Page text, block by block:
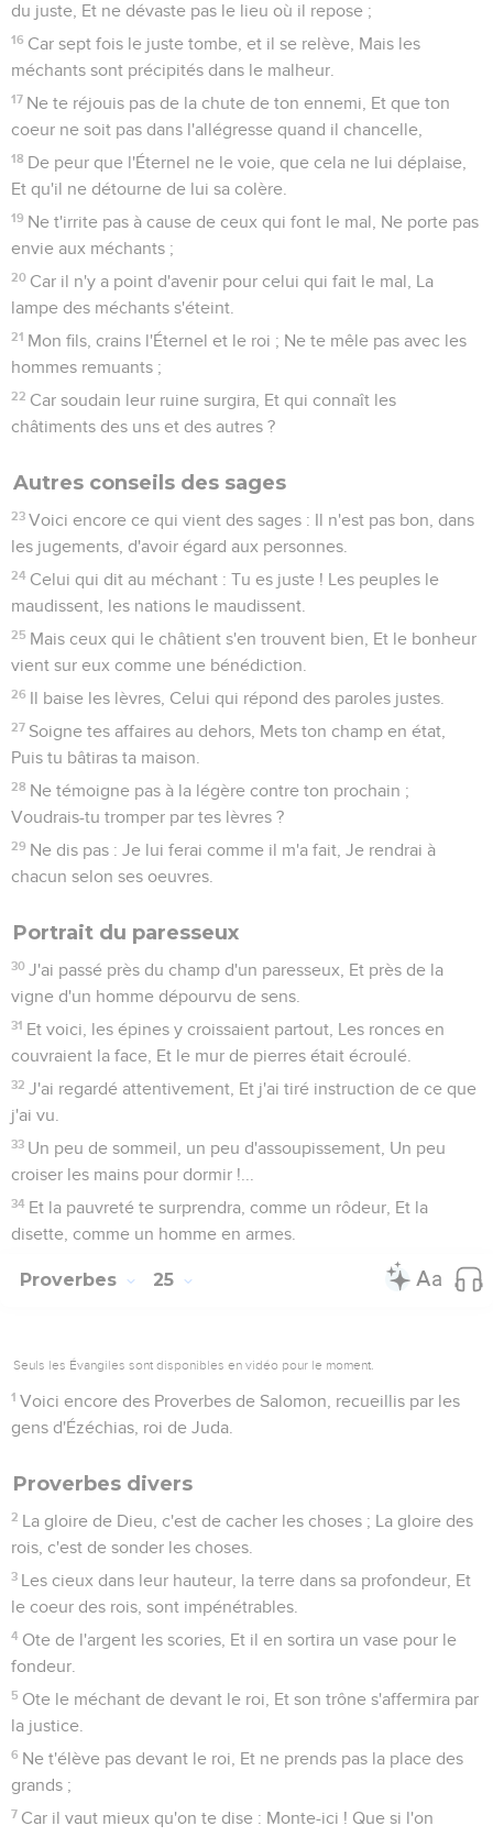
du juste, Et ne dévaste pas le lieu où il repose ;
16 Car sept fois le juste tombe, et il se relève, Mais les
méchants sont précipités dans le malheur.
17 Ne te réjouis pas de la chute de ton ennemi, Et que ton
coeur ne soit pas dans l'allégresse quand il chancelle,
18 De peur que l'Éternel ne le voie, que cela ne lui déplaise,
Et qu'il ne détourne de lui sa colère.
19 Ne t'irrite pas à cause de ceux qui font le mal, Ne porte pas
envie aux méchants ;
20 Car il n'y a point d'avenir pour celui qui fait le mal, La
lampe des méchants s'éteint.
21 Mon fils, crains l'Éternel et le roi ; Ne te mêle pas avec les
hommes remuants ;
22 Car soudain leur ruine surgira, Et qui connaît les
châtiments des uns et des autres ?
Autres conseils des sages
23 Voici encore ce qui vient des sages : Il n'est pas bon, dans
les jugements, d'avoir égard aux personnes.
24 Celui qui dit au méchant : Tu es juste ! Les peuples le
maudissent, les nations le maudissent.
25 Mais ceux qui le châtient s'en trouvent bien, Et le bonheur
vient sur eux comme une bénédiction.
26 Il baise les lèvres, Celui qui répond des paroles justes.
27 Soigne tes affaires au dehors, Mets ton champ en état,
Puis tu bâtiras ta maison.
28 Ne témoigne pas à la légère contre ton prochain ;
Voudrais-tu tromper par tes lèvres ?
29 Ne dis pas : Je lui ferai comme il m'a fait, Je rendrai à
chacun selon ses oeuvres.
Portrait du paresseux
30 J'ai passé près du champ d'un paresseux, Et près de la
vigne d'un homme dépourvu de sens.
31 Et voici, les épines y croissaient partout, Les ronces en
couvraient la face, Et le mur de pierres était écroulé.
32 J'ai regardé attentivement, Et j'ai tiré instruction de ce que
j'ai vu.
33 Un peu de sommeil, un peu d'assoupissement, Un peu
croiser les mains pour dormir !...
34 Et la pauvreté te surprendra, comme un rôdeur, Et la
disette, comme un homme en armes.
Proverbes 25
Seuls les Évangiles sont disponibles en vidéo pour le moment.
1 Voici encore des Proverbes de Salomon, recueillis par les
gens d'Ézéchias, roi de Juda.
Proverbes divers
2 La gloire de Dieu, c'est de cacher les choses ; La gloire des
rois, c'est de sonder les choses.
3 Les cieux dans leur hauteur, la terre dans sa profondeur, Et
le coeur des rois, sont impénétrables.
4 Ote de l'argent les scories, Et il en sortira un vase pour le
fondeur.
5 Ote le méchant de devant le roi, Et son trône s'affermira par
la justice.
6 Ne t'élève pas devant le roi, Et ne prends pas la place des
grands ;
7 Car il vaut mieux qu'on te dise : Monte-ici ! Que si l'on